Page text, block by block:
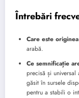
Întrebări
Care este
arabă.
Ce semnificație
precisă și universal
găsit în sursele
pentru a stabili o